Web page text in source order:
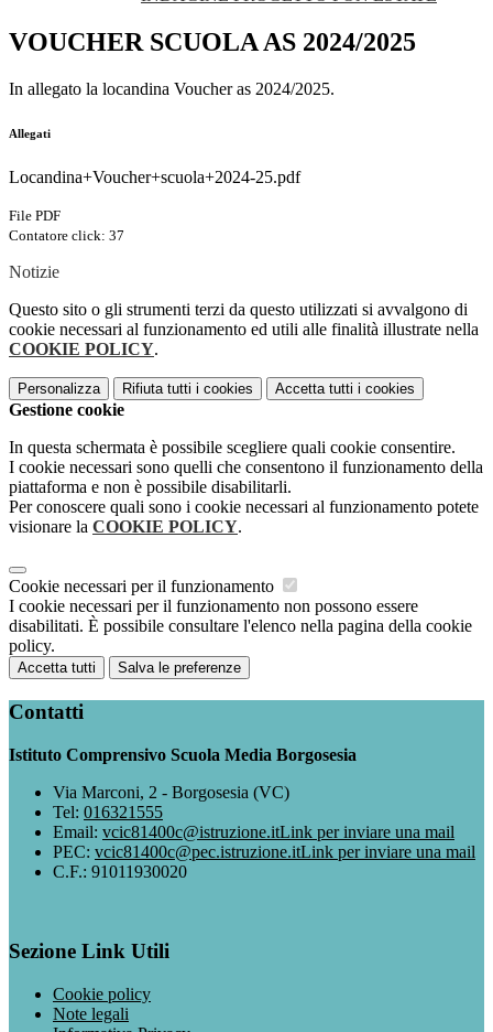
VOUCHER SCUOLA AS 2024/2025
In allegato la locandina Voucher as 2024/2025.
Allegati
Locandina+Voucher+scuola+2024-25.pdf
File PDF
Contatore click: 37
Notizie
Questo sito o gli strumenti terzi da questo utilizzati si avvalgono di
cookie necessari al funzionamento ed utili alle finalità illustrate nella
COOKIE POLICY.
Personalizza Rifiuta tutti i cookies Accetta tutti i cookies
Gestione cookie
In questa schermata è possibile scegliere quali cookie consentire.
I cookie necessari sono quelli che consentono il funzionamento della
piattaforma e non è possibile disabilitarli.
Per conoscere quali sono i cookie necessari al funzionamento potete
visionare la COOKIE POLICY.
Cookie necessari per il funzionamento
I cookie necessari per il funzionamento non possono essere
disabilitati. È possibile consultare l'elenco nella pagina della cookie
policy.
Accetta tutti Salva le preferenze
Contatti
Istituto Comprensivo Scuola Media Borgosesia
Via Marconi, 2 - Borgosesia (VC)
Tel: 016321555
Email: vcic81400c@istruzione.itLink per inviare una mail
PEC: vcic81400c@pec.istruzione.itLink per inviare una mail
C.F.: 91011930020
Sezione Link Utili
Cookie policy
Note legali